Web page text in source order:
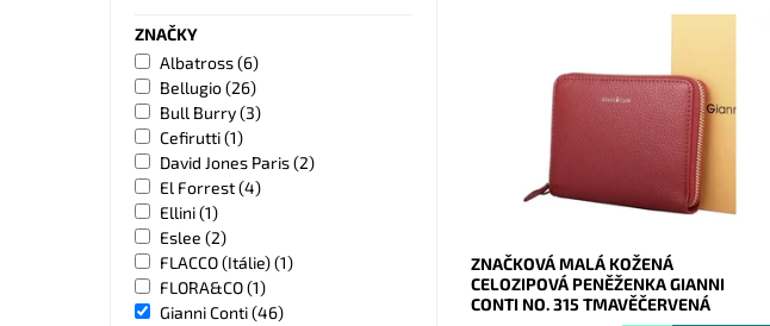
kožená peněženka Gianni Conti v
tmavěčervené barvě.
Dostupnost:
Záruka:
2 roky
ZNAČKOVÁ MALÁ KOŽENÁ
CELOZIPOVÁ PENĚŽENKA GIANNI
CONTI NO. 315 TMAVĚČERVENÁ
ZNAČKY
Albatross(6)
Bellugio(26)
Bull Burry(3)
Cefirutti(1)
David Jones Paris(2)
El Forrest(4)
Ellini(1)
Eslee (2)
FLACCO (Itálie)(1)
FLORA&CO(1)
Gianni Conti(46)